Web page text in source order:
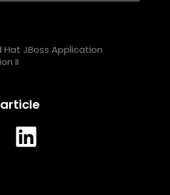
Hat JBoss Application
II